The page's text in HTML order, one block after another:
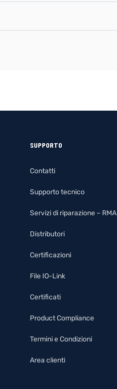
SUPPORTO
Contatti
Supporto tecnico
Servizi di riparazione – RMA
Distributori
Certificazioni
File IO-Link
Certificati
Product Compliance
Termini e Condizioni
Area clienti